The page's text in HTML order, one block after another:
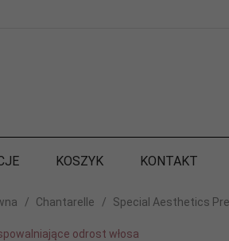
KOSZYK KONTAKT
Chantarelle Special Aesthetics
odrost włosa